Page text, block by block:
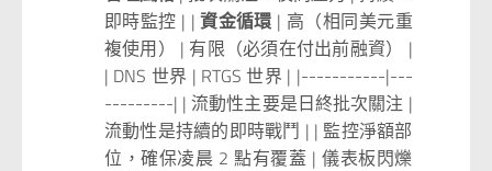
即時監控 | |資金循環 | 高（相同美元重
複使用） | 有限（必須在付出前融資） |
| DNS 世界 | RTGS 世界 | |-----------|---
---------| | 流動性主要是日終批次關注 |
流動性是持續的即時戰鬥 | | 監控淨額部
位，確保凌晨 2 點有覆蓋 | 儀表板閃爍